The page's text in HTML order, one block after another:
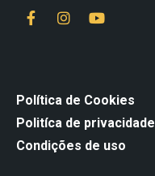
Política de Cookies
Politíca de privacidade
Condições de uso